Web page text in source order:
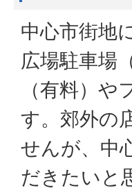
中心市街地
広場駐車場
（有料）
す。郊外の
せんが、中
だきたいと